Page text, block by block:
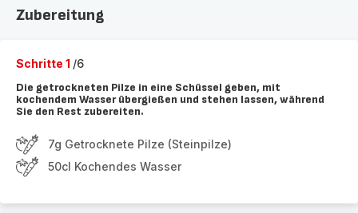
Zubereitung
Schritte 1 /6
Die getrockneten Pilze in eine Schüssel geben, mit
kochendem Wasser übergießen und stehen lassen, während
Sie den Rest zubereiten.
7g Getrocknete Pilze (Steinpilze)
50cl Kochendes Wasser